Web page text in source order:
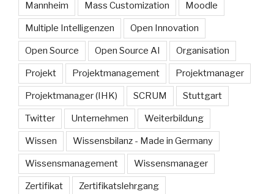
Mannheim Mass Customization Moodle
Multiple Intelligenzen Open Innovation
Open Source Open Source AI Organisation
Projekt Projektmanagement Projektmanager
Projektmanager (IHK) SCRUM Stuttgart
Twitter Unternehmen Weiterbildung
Wissen Wissensbilanz - Made in Germany
Wissensmanagement Wissensmanager
Zertifikat Zertifikatslehrgang